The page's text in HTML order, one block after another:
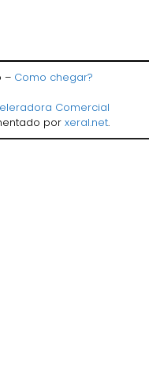
– Como chegar?
Comercial
por xeral.net.